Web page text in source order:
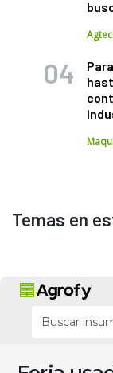
Temas en